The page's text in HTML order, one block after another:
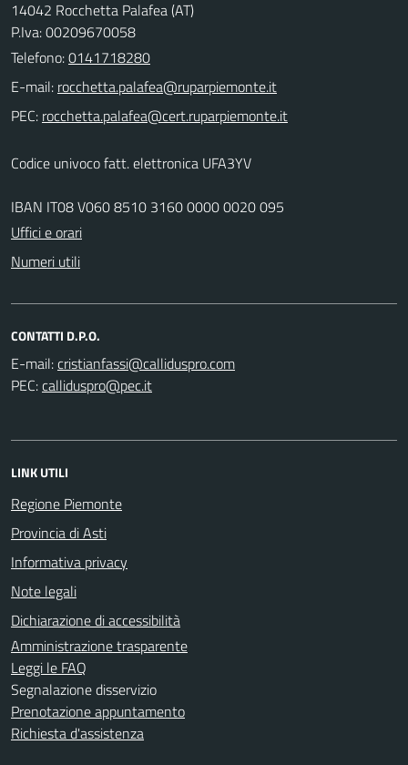
14042 Rocchetta Palafea (AT)
P.Iva: 00209670058
Telefono:0141718280
E-mail:
PEC:
Codice univoco fatt. elettronica UFA3YV
IBAN IT08 V060 8510 3160 0000 0020 095
Uffici e orari
Numeri utili
CONTATTI D.P.O.
E-mail:
PEC:
LINK UTILI
Regione Piemonte
Provincia di Asti
Informativa privacy
Note legali
Dichiarazione di accessibilità
Amministrazione trasparente
Leggi le FAQ
Segnalazione disservizio
Prenotazione appuntamento
Richiesta d'assistenza